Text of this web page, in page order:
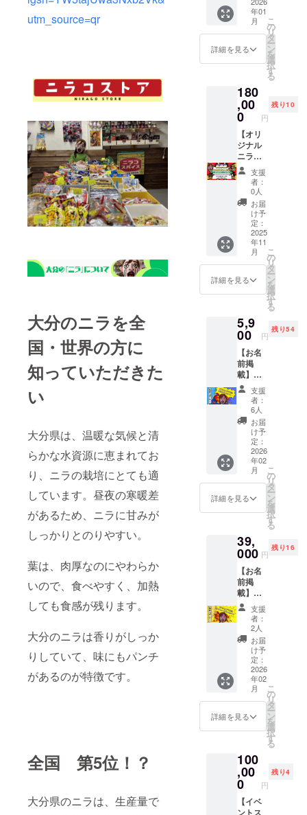
utm_source=qr
大分のニラを全
国・世界の方に
知っていただきた
い
大分県は、温暖な気候と清
らかな水資源に恵まれてお
り、ニラの栽培にとても適
しています。昼夜の寒暖差
があるため、ニラに甘みが
しっかりとのりやすい。
葉は、肉厚なのにやわらか
いので、食べやすく、加熱
しても食感が残ります。
大分のニラは香りがしっか
りしていて、味にもパンチ
があるのが特徴です。
全国 第5位！？
大分県のニラは、生産量で
た究極
の具入
り調味
料で
す。 ○
辛のニ
新鮮な
大分産
のニラ
を余す
ことな
く全部
使用
し、限
界まで
詰め込
み、唐
辛子で
辛味を
増した
万能お
おいた
調味
料。ニ
ラの旨
味、甘
のコ
ク、唐
辛子の
辛味が
三位一
体に
なった
刺激の
ある一
品。お
酒のお
つまみ
のお供
に、ア
ウトド
アにと
大活躍
い物好
きには
堪らな
い、ワ
イルド
な一品
です。
︎◎ニラ
子オリ
ジナ
ル ス
テッ
カー１
枚付き
※ランダ
ムにつ
き選べ
ーーー
ーーー
ーーー
ーーー
ーーー
分産の
ニラを
余すこ
となく
全部使
用し、
で詰め
込んで
特製の
甘口醤
油に漬
け込ん
だ万能
おおい
た調味
料。そ
のまま
ご飯の
お供
に、卵
かけご
飯に、
料理の
下味に
と大活
躍しま
ラ好き
には堪
らな
い、甘
口の醤
油とニ
ラの旨
味が渾
然一体
となっ
た究極
の具入
り調味
料で
す。 ○
辛のニ
ラ醤油
新鮮な
大分産
を余す
ことな
く全部
使用
し、限
界まで
詰め込
み、唐
辛子で
辛味を
増した
万能お
おいた
調味
料。ニ
ラの旨
味、甘
辛子の
辛味が
三位一
体に
なった
とした
焼き
目、も
ちっと
した食
感が楽
餃子で
す。 あ
んには
大分産
の豚、
ニラと
希少な
天日湖
塩（チ
ベット
産）を
使用。
グルテ
ンアレ
ルギー
でない
方も納
得の美
味しさ
です。
油で誰
でも上
手に焼
くこと
がで
き、冷
めても
皮が硬
くなり
にくい
のが魅
力。お
弁当に
もおす
すめで
す。 に
んにく
が含ま
れてい
めニオ
イも気
になり
ません
が、う
まみ調
味料を
使用せ
ずシン
プルで
しっか
りした
味付け
にして
いま
す。物
足りな
さを感
じるな
社ニラ
醤油や
しょう
が、塩
でお召
し上が
麺屋桝
元 大
分南店
大分市
大字光
ﾓｽ薬局
光吉店
敷地内)
097-
574-
5918 ・
元祖辛
麺屋桝
元 大
分別府
店 大分
県別府
市大字
鶴見字
砂原
109-
道路沿
い・ﾊﾟｰ
地内)
0977-
76-
8236 ・
元祖辛
麺屋桝
元 た
のうら
ら店 大
分県大
分市神
崎字梶
原１２
２８−９
道の駅
らら内
2階
6001 ・
元祖辛
麺屋桝
元 判
田店 大
分市大
字下判
田字用
作 097-
574-
8377 チ
ケット
は郵送
いたし
ます！
数量：1
子の顔
が入っ
たネイ
ルチッ
CAMPF
IREだけ
の限定
グッ
ズ！ ま
だ、世
界に１
つしか
なく、
CAMPF
IRE限定
で３点
のみ製
造しま
す！ 受
注生産
により
お時間
いただ
きま
年01
月
詳細を見る
こ
の
リ
タ
ー
ン
を
選
択
す
る
180
,00
0 円
残り10
【オリ
ジナル
ニラ醤
油】 あ
なただ
けの、
ニラ醤
油とラ
ベルを
提供し
ます。
・数
量：40
点 あな
ただけ
のオリ
ニラ醤
油を作
ろう！
※贈答用
ですの
で、販
売はで
きませ
ん。 ニ
ラ×醤油
×あなた
の好き
な具材
で、特
別なニ
ラ醤油
を作ろ
やり取
りさせ
ていた
だきま
す。
支援
者：
0人
お届
け予
定：
2025
年11
月
詳細を見る
こ
の
リ
タ
ー
ン
を
選
択
す
る
5,9
00 円
残り54
【お名
前掲
載】
「着ぐ
るみニ
ラ子誕
生スポ
サー」
大分に
あるニ
ラコス
トア店
横の掲
示板
に、支
のお名
前
（ニッ
クネー
ム）を
掲載し
ます。
・掲載
期間：
ニラ子
誕生〜
３年間
・掲載
方法：
文字の
み、ロ
ゴ／バ
掲載サ
イズ：
小 ・支
援時、
必ず備
支援
者：
6人
お届
け予
定：
2026
年02
月
詳細を見る
こ
の
リ
タ
ー
ン
を
選
択
す
る
39,
000 円
残り16
【お名
前掲
載】
「着ぐ
るみニ
ラ子誕
生スポ
サー」
大分に
あるニ
ラコス
トア店
横の掲
示板
に、支
のお名
前
（ニッ
クネー
ム）を
掲載し
支援
者：
2人
お届
け予
定：
2026
年02
月
詳細を見る
こ
の
リ
タ
ー
ン
を
選
択
す
る
100
,00
0 円
残り4
【イベ
ントス